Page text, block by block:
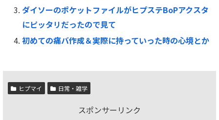
ダイソーのポケットファイルがヒプステBoPアクスタ
にピッタリだったので見て
初めての痛バ作成＆実際に持っていった時の心境とか
ヒプマイ 日常・雑学
スポンサーリンク